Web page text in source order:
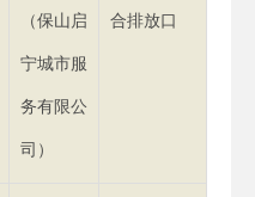
（保山启
宁城市服
务有限公
司）
合排放口